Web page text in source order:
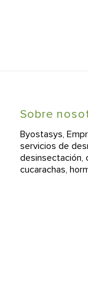
Sobre
Byostasys,
servicios de
desinsectación,
cucarachas,